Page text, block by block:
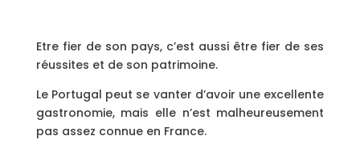
Etre fier de son pays, c’est aussi être fier de ses
réussites et de son patrimoine.
Le Portugal peut se vanter d’avoir une excellente
gastronomie, mais elle n’est malheureusement
pas assez connue en France.